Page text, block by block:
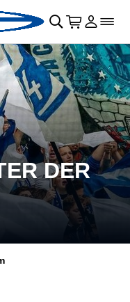
􀊫 􀍩 Login
􀉩􀌇
DER